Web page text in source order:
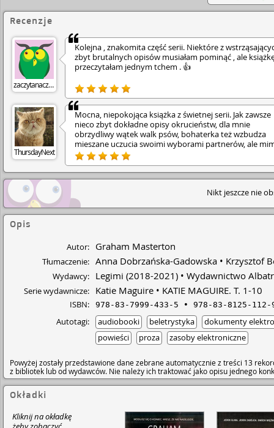
Recenzje
zaczytanaczytajka
Kolejna , znakomita część serii. Niektóre z
zbyt brutalnych opisów musiałam pominąć , ale
przeczytałam jednym tchem . 👍
ThursdayNext
Mocna, niepokojąca książka z świetnej serii. Jak zawsze
nieco zbyt dokładne opisy okrucieństw, dla mnie
obrzydliwy wątek walk psów, bohaterka też wzbudza
mieszane uczucia swoimi wyborami partnerów, ale
czyta się jednym tchem.
Nikt jeszcze nie
Opis
Autor: Graham Masterton
Tłumaczenie: Anna Dobrzańska-Gadowska Krzysztof
Wydawcy: Legimi (2018-2021) Wydawnictwo
Serie wydawnicze: Katie Maguire KATIE MAGUIRE. T. 1-10
ISBN: 978-83-7999-433-5 978-83-8125-112-
Autotagi: audiobooki beletrystyka
dokumenty
powieści
proza zasoby elektroniczne
Powyżej zostały przedstawione dane zebrane automatycznie z treści 13
z bibliotek lub od wydawców. Nie należy ich traktować jako opisu jednego
Okładki
Kliknij na okładkę